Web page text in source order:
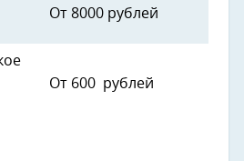
От 8000 рублей
От 600 рублей